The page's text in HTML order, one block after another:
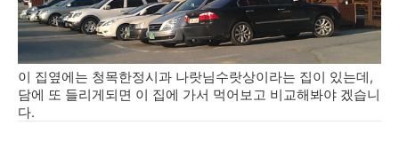
이 집옆에는 청목한정시과 나랏님수랏상이라는 집이 있는데,
담에 또 들리게되면 이 집에 가서 먹어보고 비교해봐야 겠습니
다.